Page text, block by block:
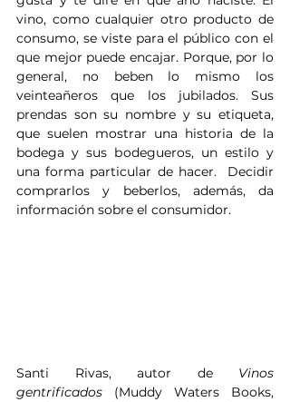
vino, como cualquier otro producto de
consumo, se viste para el público con el
que mejor puede encajar. Porque, por lo
general, no beben lo mismo los
veinteañeros que los jubilados. Sus
prendas son su nombre y su etiqueta,
que suelen mostrar una historia de la
bodega y sus bodegueros, un estilo y
una forma particular de hacer.  Decidir
comprarlos y beberlos, además, da
información sobre el consumidor.
Santi Rivas, autor de Vinos
gentrificados (Muddy Waters Books,